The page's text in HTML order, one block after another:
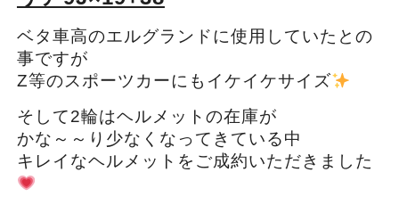
ベタ車高のエルグランドに使用していたとの
事ですが
Z等のスポーツカーにもイケイケサイズ
そして2輪はヘルメットの在庫が
かな～～り少なくなってきている中
キレイなヘルメットをご成約いただきました